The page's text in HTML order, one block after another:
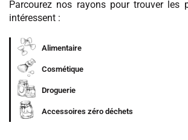
Parcourez nos rayons pour trouver les
intéressent :
Alimentaire
Cosmétique
Droguerie
Accessoires zéro déchets